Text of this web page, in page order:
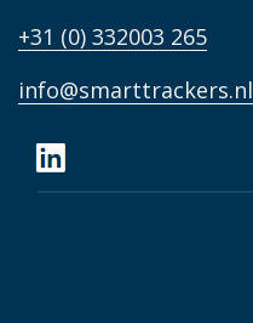
Spock
+31 (0) 332003 265
info@smarttrackers.nl